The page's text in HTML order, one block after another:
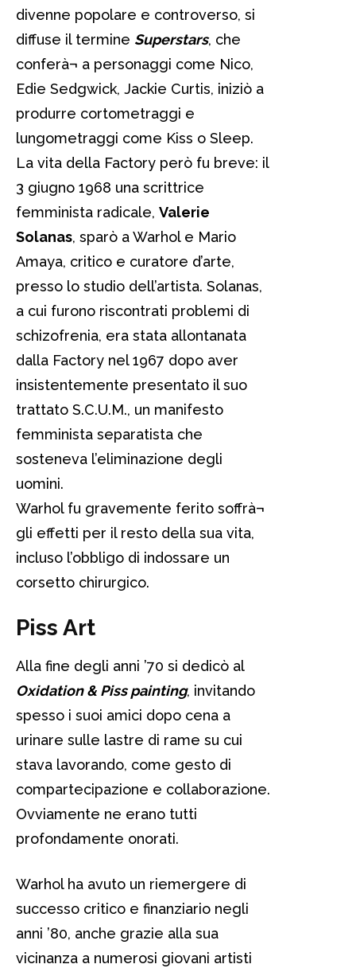
divenne popolare e controverso, si
diffuse il termine Superstars, che
conferà¬ a personaggi come Nico,
Edie Sedgwick, Jackie Curtis, iniziò a
produrre cortometraggi e
lungometraggi come Kiss o Sleep.
La vita della Factory però fu breve: il
3 giugno 1968 una scrittrice
femminista radicale, Valerie
Solanas, sparò a Warhol e Mario
Amaya, critico e curatore d’arte,
presso lo studio dell’artista. Solanas,
a cui furono riscontrati problemi di
schizofrenia, era stata allontanata
dalla Factory nel 1967 dopo aver
insistentemente presentato il suo
trattato S.C.U.M., un manifesto
femminista separatista che
sosteneva l’eliminazione degli
uomini.
Warhol fu gravemente ferito soffrà¬
gli effetti per il resto della sua vita,
incluso l’obbligo di indossare un
corsetto chirurgico.
Piss Art
Alla fine degli anni ’70 si dedicò al
Oxidation & Piss painting, invitando
spesso i suoi amici dopo cena a
urinare sulle lastre di rame su cui
stava lavorando, come gesto di
compartecipazione e collaborazione.
Ovviamente ne erano tutti
profondamente onorati.
Warhol ha avuto un riemergere di
successo critico e finanziario negli
anni ’80, anche grazie alla sua
vicinanza a numerosi giovani artisti